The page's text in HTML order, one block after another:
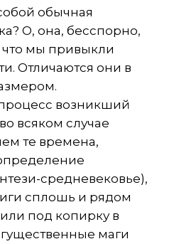
обычная
О, она, бесспорно,
что мы привыкли
Отличаются они в
возникший
всяком случае
те времена,
средневековье),
сплошь и рядом
под копирку в
маги